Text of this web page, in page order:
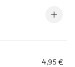
4,95 €